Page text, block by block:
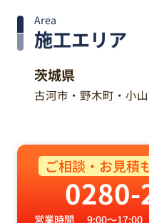
ご相談・お見積
0280-
営業時間
定休日
お問い合わせ